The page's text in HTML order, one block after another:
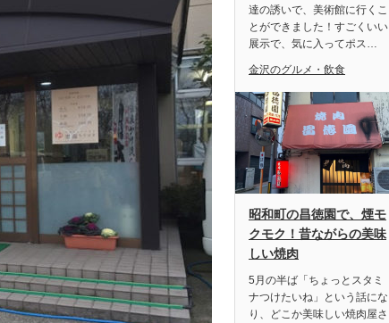
達の誘いで、美術館に行くこ
とができました！すごくいい
展示で、気に入ってポス…
金沢のグルメ・飲食
昭和町の昌徳園で、煙モ
クモク！昔ながらの美味
しい焼肉
5月の半ば「ちょっとスタミ
ナつけたいね」という話にな
り、どこか美味しい焼肉屋さ